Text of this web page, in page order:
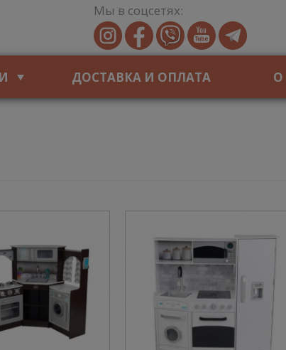
Мы в соцсетях:
ДОСТАВКА И ОПЛАТА О